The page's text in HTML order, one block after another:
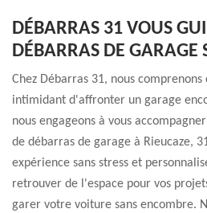
DÉBARRAS 31 VOUS
DÉBARRAS DE GARAGE
Chez Débarras 31, nous
intimidant d'affronter un garage
nous engageons à vous
de débarras de garage à Rieucaze,
expérience sans stress et
retrouver de l'espace pour vos
garer votre voiture sans encombre.